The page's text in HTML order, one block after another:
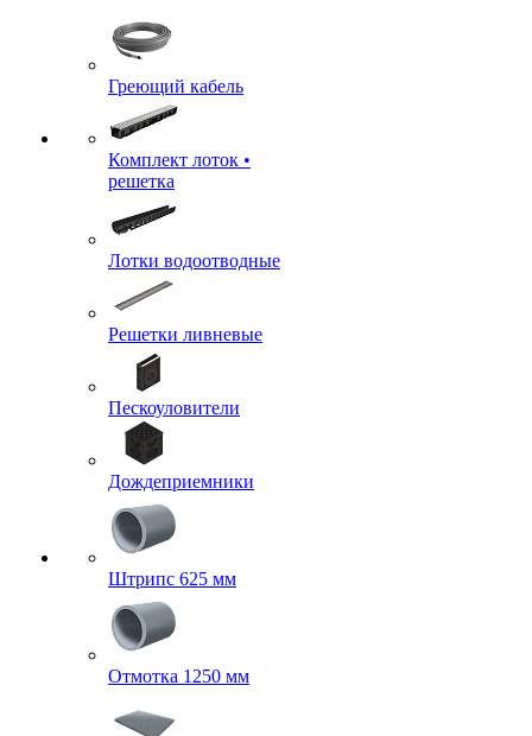
Греющий кабель
Комплект лоток •
решетка
Лотки водоотводные
Решетки ливневые
Пескоуловители
Дождеприемники
Штрипс 625 мм
Отмотка 1250 мм